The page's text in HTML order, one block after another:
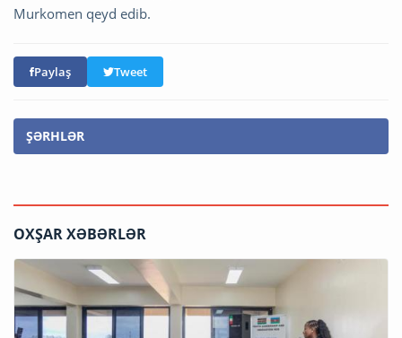
Murkomen qeyd edib.
Paylaş Tweet
ŞƏRHLƏR
OXŞAR XƏBƏRLƏR